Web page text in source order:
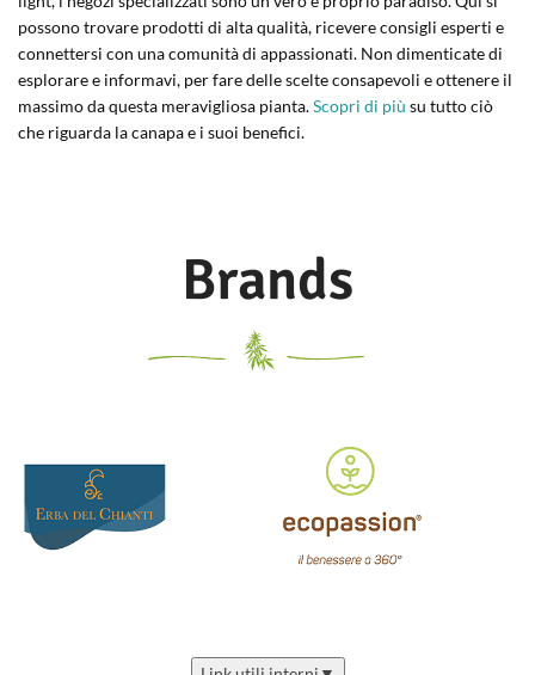
possono trovare prodotti di alta qualità, ricevere consigli esperti e
connettersi con una comunità di appassionati. Non dimenticate di
esplorare e informavi, per fare delle scelte consapevoli e ottenere il
massimo da questa meravigliosa pianta.Scopri di più su tutto ciò
che riguarda la canapa e i suoi benefici.
Brands